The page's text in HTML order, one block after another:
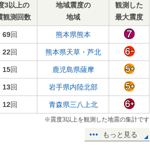
3以上の
観測回数
地域震度の
地域
観測した
最大震度
69回 熊本県熊本
22回 熊本県天草・芦北
15回 鹿児島県薩摩
13回 岩手県内陸北部
12回 青森県三八上北
※震度3以上を観測した地震の集計です
もっと見る